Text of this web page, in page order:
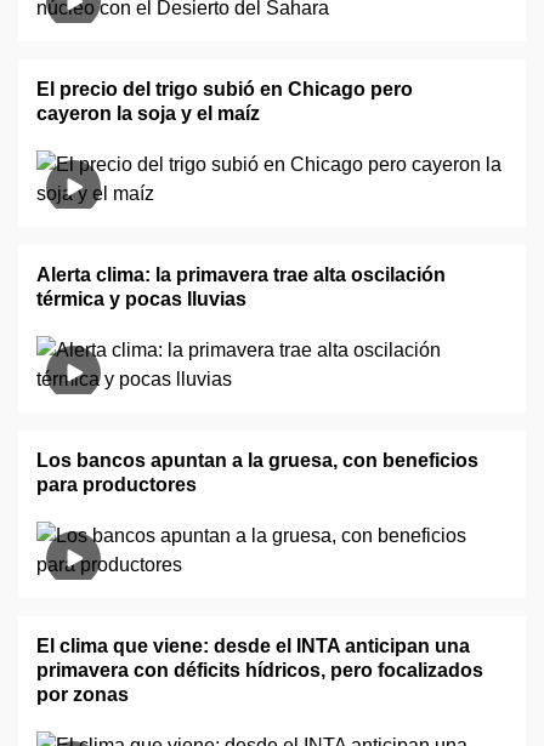
El precio del trigo subió en Chicago pero
cayeron la soja y el maíz
Alerta clima: la primavera trae alta oscilación
térmica y pocas lluvias
Los bancos apuntan a la gruesa, con beneficios
para productores
El clima que viene: desde el INTA anticipan una
primavera con déficits hídricos, pero focalizados
por zonas